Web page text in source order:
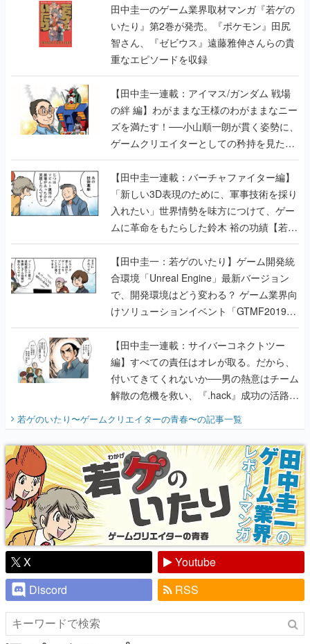
重なエピソードを収録
【田中圭一連載：アイマス/ガンダム 戦場
の絆 編】わがままな王様のわがままなニー
ズを満たす！──小山順一朗が貫く姿勢に、
ゲームクリエイターとしての矜持を見た
【若ゲのいたり最終回】
【田中圭一連載：バーチャファイター編】
「新しい3D表現のために、軍事技術を採り
入れたい」世界情勢を味方につけて、ゲー
ムに革命をもたらした鈴木 裕の功績【若ゲ
のいたり】
【田中圭一：若ゲのいたり】ゲーム開発統
合環境「Unreal Engine」最新バージョン
で、開発環境はどう変わる？ ゲーム業界向
けソリューションイベント「GTMF2019」
に行って、より理解を深めよう【PR】
【田中圭一連載：サイバーコネクトツー
編】すべての責任はオレが取る。だから、
付いてきてくれないか──男の熱意はチーム
解散の危機を救い、『.hack』成功の活路を
開く。業界の快男児・松山 洋に流れる血は
『少年ジャンプ』色だった【若ゲのいた
り】
若ゲのいたり〜ゲームクリエイターの青春〜の記事一覧
X
Youtube
Discord
RSS
ピックアップ
電ファミのいま読まれている記事ランキング